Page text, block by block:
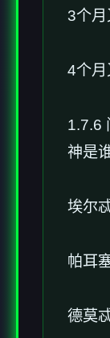
3个
4个
1.7.6
神是
埃尔
帕耳
德莫